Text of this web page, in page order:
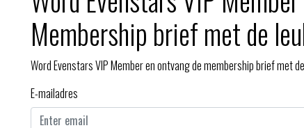
EUR 14,95
Membership brief met de
Word Evenstars VIP Member en ontvang de membership brief met
E-mailadres